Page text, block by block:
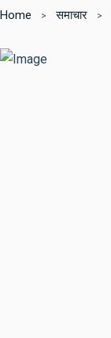
Home समाचार